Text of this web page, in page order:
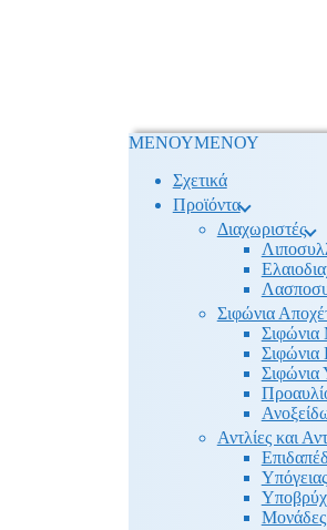
ΜΕΝΟΥΜΕΝΟΥ
Σχετικά
Προϊόντα
Διαχωριστές
Σιφώνια
Σιφώνια
Σιφώνια
Αντλίες και
Μονάδες